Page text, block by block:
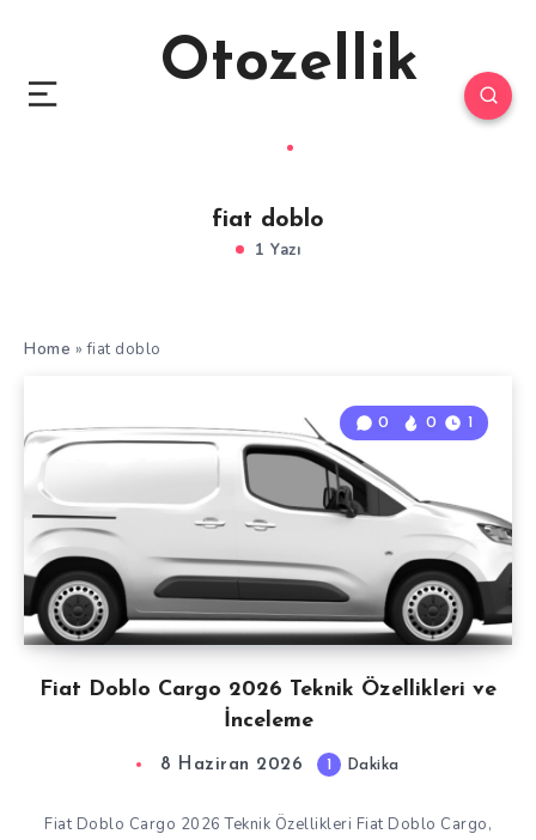
Otozellik
fiat doblo
1 Yazı
Home »fiat doblo
Fiat Doblo Cargo 2026 Teknik Özellikleri ve
İnceleme
0 0 1
8 Haziran 2026 1 Dakika
Fiat Doblo Cargo 2026 Teknik Özellikleri Fiat Doblo Cargo,